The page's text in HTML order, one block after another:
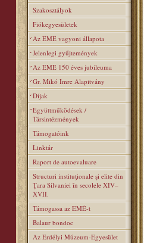
Szakosztályok
Fiókegyesületek
Az EME vagyoni állapota
Jelenlegi gyűjtemények
Az EME 150 éves jubileuma
Gr. Mikó Imre Alapitvány
Díjak
Együttműködések /
Társintézmények
Támogatóink
Linktár
Raport de autoevaluare
Structuri instituţionale şi elite din
Ţara Silvaniei în secolele XIV–
XVII.
Támogassa az EMÉ-t
Balaur bondoc
Az Erdélyi Múzeum-Egyesület